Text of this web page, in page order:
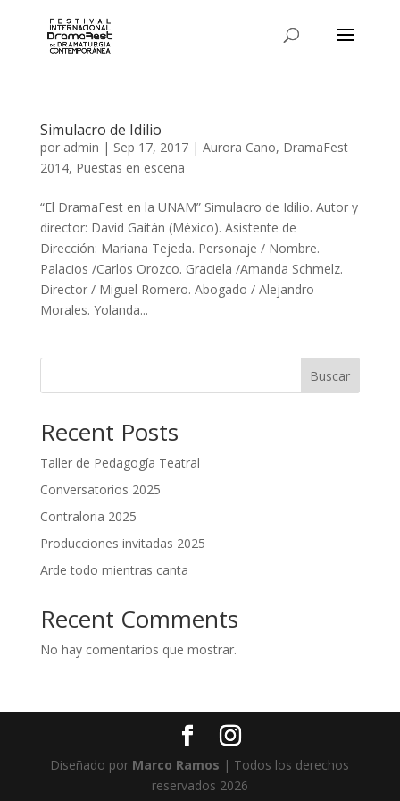
Simulacro de Idilio
por admin | Sep 17, 2017| Aurora Cano, DramaFest
2014, Puestas en escena
“El DramaFest en la UNAM” Simulacro de Idilio. Autor y
director: David Gaitán (México). Asistente de
Dirección: Mariana Tejeda. Personaje / Nombre.
Palacios /Carlos Orozco. Graciela /Amanda Schmelz.
Director / Miguel Romero. Abogado / Alejandro
Morales. Yolanda...
Buscar
Recent Posts
Taller de Pedagogía Teatral
Conversatorios 2025
Contraloria 2025
Producciones invitadas 2025
Arde todo mientras canta
Recent Comments
No hay comentarios que mostrar.
Diseñado por Marco Ramos | Todos los derechos
reservados 2026